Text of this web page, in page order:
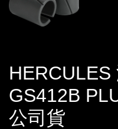
HERCULES
GS412B
公司貨